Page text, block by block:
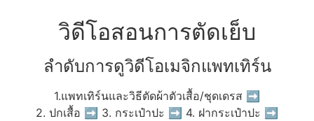
วิดีโอสอนการตัดเย็บ
ลำดับการดูวิดีโอเมจิกแพทเทิร์น
1.แพทเทิร์นและวิธีตัดผ้าตัวเสื้อ/ชุดเดรส ➡
2. ปกเสื้อ ➡ 3. กระเป๋าปะ ➡ 4. ฝากระเป๋าปะ ➡